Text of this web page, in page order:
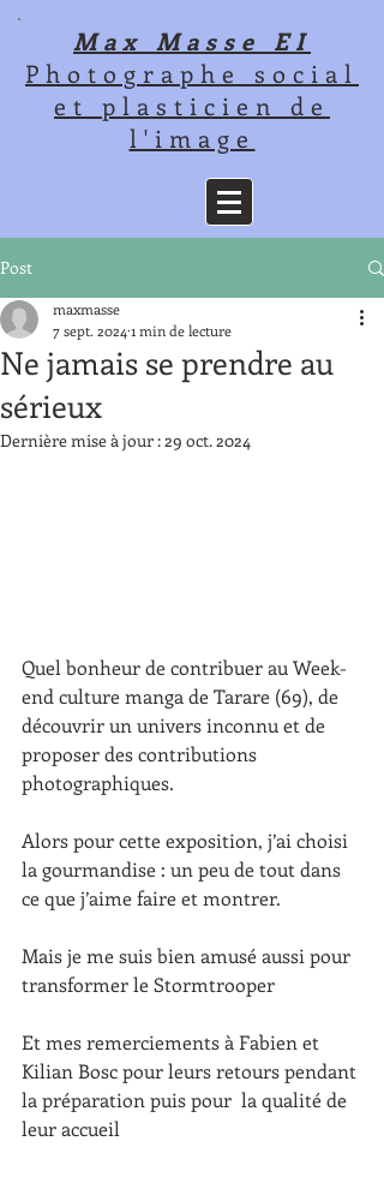
Max Masse EI
Photographe social
et plasticien de
l'image
Post
Ne jamais se prendre au
sérieux
maxmasse
7 sept. 2024 1 min de lecture
Dernière mise à jour :29 oct. 2024
Quel bonheur de contribuer au Week-
end culture manga de Tarare (69), de
découvrir un univers inconnu et de
proposer des contributions
photographiques.
Alors pour cette exposition, j’ai choisi
la gourmandise : un peu de tout dans
ce que j’aime faire et montrer.
Mais je me suis bien amusé aussi pour
transformer le Stormtrooper
Et mes remerciements à Fabien et
Kilian Bosc pour leurs retours pendant
la préparation puis pour  la qualité de
leur accueil